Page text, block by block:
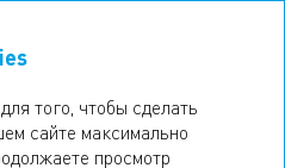
того, чтобы сделать
сайте максимально
просмотр